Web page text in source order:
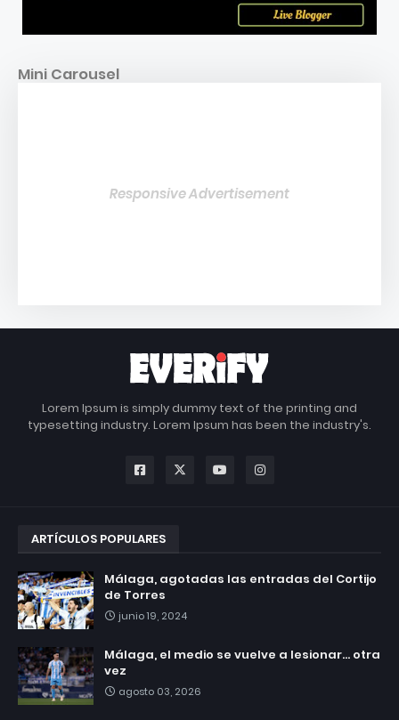
Mini Carousel
Responsive Advertisement
Lorem Ipsum is simply dummy text of the printing and
typesetting industry. Lorem Ipsum has been the industry's.
ARTÍCULOS POPULARES
Málaga, agotadas las entradas del Cortijo
de Torres
junio 19, 2024
Málaga, el medio se vuelve a lesionar... otra
vez
agosto 03, 2026